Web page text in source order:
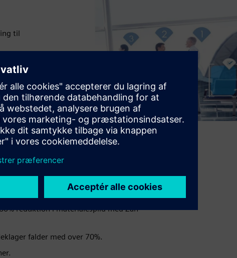
til
reduktion i materialespild med Zan-
falder med over 70%.